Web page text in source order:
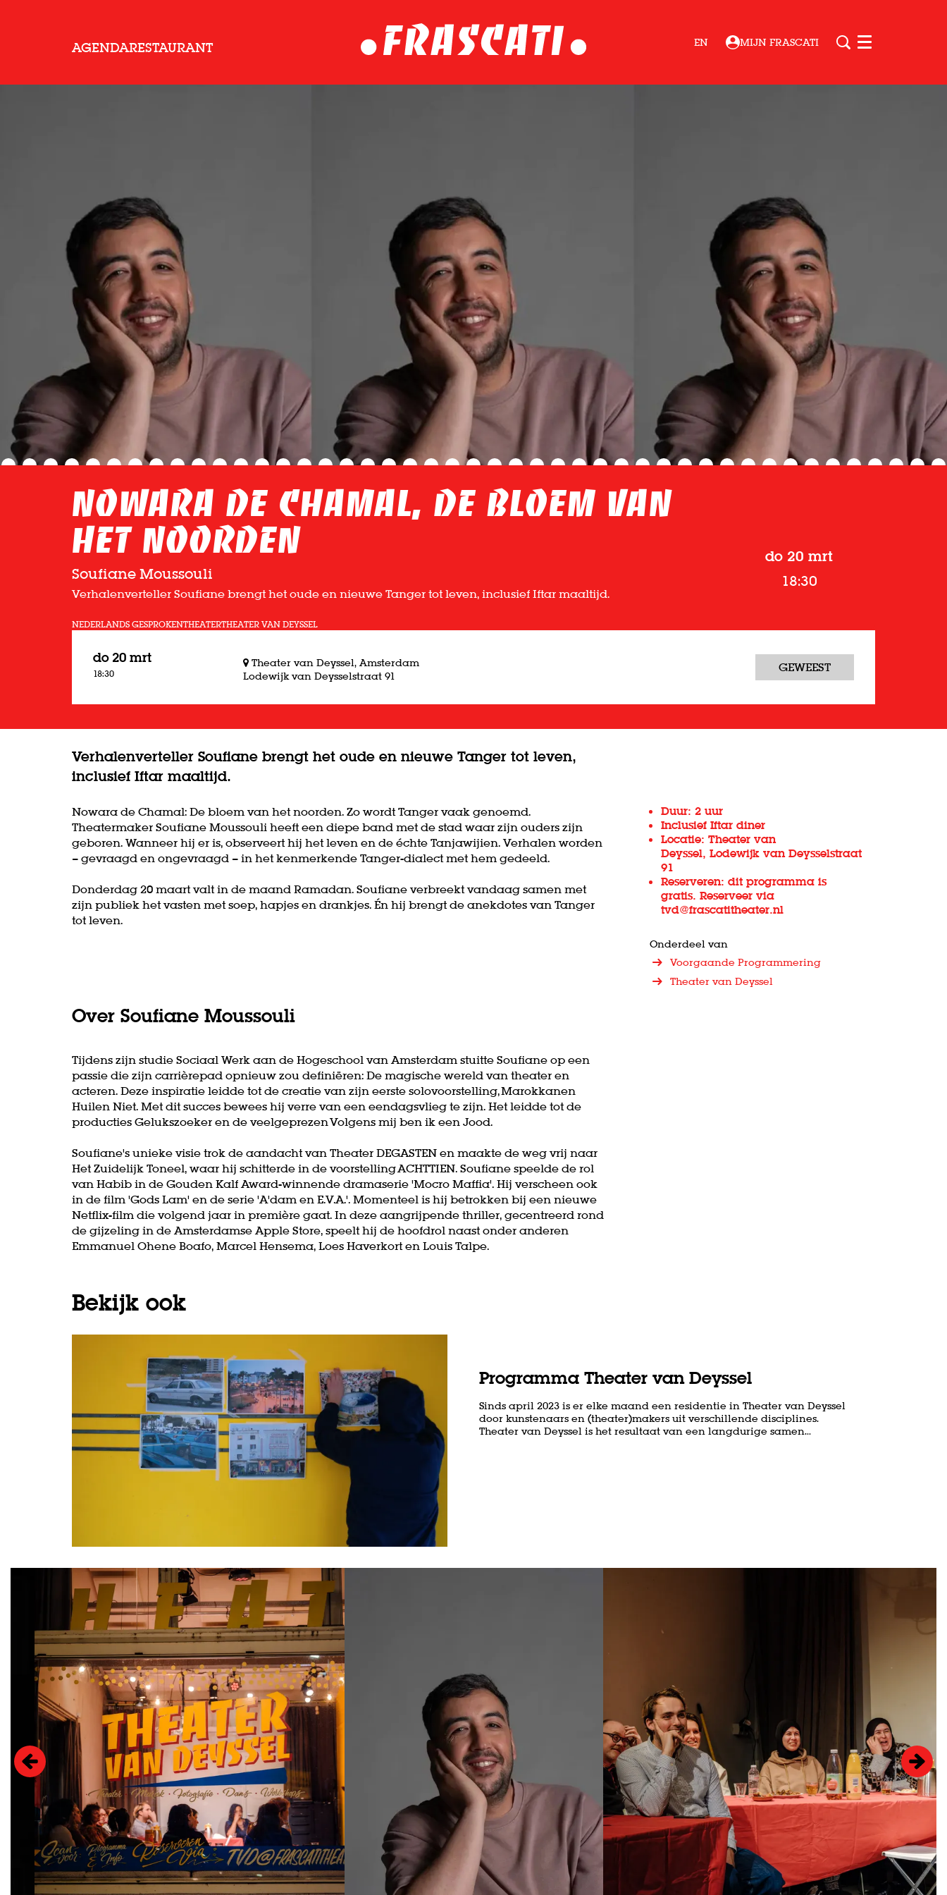
AGENDARESTAURANT EN MIJN FRASCATI Menu
Nowara de Chamal, De bloem van
het noorden
Soufiane Moussouli
Verhalenverteller Soufiane brengt het oude en nieuwe Tanger tot leven, inclusief Iftar maaltijd.
NEDERLANDS GESPROKENTHEATERTHEATER VAN DEYSSEL
do 20 mrt
18:30
do 20 mrt
18:30
Theater van Deyssel, Amsterdam
Lodewijk van Deysselstraat 91
GEWEEST
Verhalenverteller Soufiane brengt het oude en nieuwe Tanger tot leven,
inclusief Iftar maaltijd.
Nowara de Chamal: De bloem van het noorden. Zo wordt Tanger vaak genoemd.
Theatermaker Soufiane Moussouli heeft een diepe band met de stad waar zijn ouders zijn
geboren. Wanneer hij er is, observeert hij het leven en de échte Tanjawijien. Verhalen worden
– gevraagd en ongevraagd – in het kenmerkende Tanger-dialect met hem gedeeld.
Donderdag 20 maart valt in de maand Ramadan. Soufiane verbreekt vandaag samen met
zijn publiek het vasten met soep, hapjes en drankjes. Én hij brengt de anekdotes van Tanger
tot leven.
Duur: 2 uur
Inclusief Iftar diner
Locatie: Theater van
Deyssel, Lodewijk van Deysselstraat
91
Reserveren: dit programma is
gratis. Reserveer via
tvd@frascatitheater.nl
Onderdeel van
Voorgaande Programmering
Theater van Deyssel
Over Soufiane Moussouli
Tijdens zijn studie Sociaal Werk aan de Hogeschool van Amsterdam stuitte Soufiane op een
passie die zijn carrièrepad opnieuw zou definiëren: De magische wereld van theater en
acteren. Deze inspiratie leidde tot de creatie van zijn eerste solovoorstelling, Marokkanen
Huilen Niet. Met dit succes bewees hij verre van een eendagsvlieg te zijn. Het leidde tot de
producties Gelukszoeker en de veelgeprezen Volgens mij ben ik een Jood.
Soufiane's unieke visie trok de aandacht van Theater DEGASTEN en maakte de weg vrij naar
Het Zuidelijk Toneel, waar hij schitterde in de voorstelling ACHTTIEN. Soufiane speelde de rol
van Habib in de Gouden Kalf Award-winnende dramaserie 'Mocro Maffia'. Hij verscheen ook
in de film 'Gods Lam' en de serie 'A'dam en E.V.A.'. Momenteel is hij betrokken bij een nieuwe
Netflix-film die volgend jaar in première gaat. In deze aangrijpende thriller, gecentreerd rond
de gijzeling in de Amsterdamse Apple Store, speelt hij de hoofdrol naast onder anderen
Emmanuel Ohene Boafo, Marcel Hensema, Loes Haverkort en Louis Talpe.
Bekijk ook
Programma Theater van Deyssel
Sinds april 2023 is er elke maand een residentie in Theater van Deyssel
door kunstenaars en (theater)makers uit verschillende disciplines.
Theater van Deyssel is het resultaat van een langdurige samen…
Inzoomen